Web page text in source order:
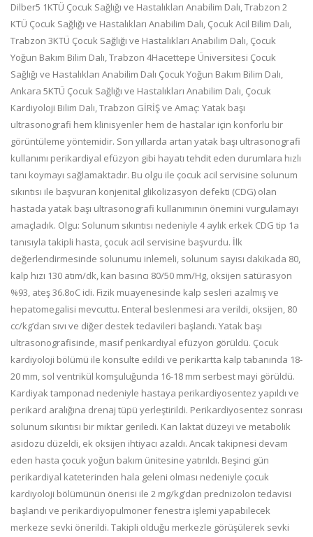
Dilber5 1KTÜ Çocuk Sağlığı ve Hastalıkları Anabilim Dalı, Trabzon 2
KTÜ Çocuk Sağlığı ve Hastalıkları Anabilim Dalı, Çocuk Acil Bilim Dalı,
Trabzon 3KTÜ Çocuk Sağlığı ve Hastalıkları Anabilim Dalı, Çocuk
Yoğun Bakım Bilim Dalı, Trabzon 4Hacettepe Üniversitesi Çocuk
Sağlığı ve Hastalıkları Anabilim Dalı Çocuk Yoğun Bakım Bilim Dalı,
Ankara 5KTÜ Çocuk Sağlığı ve Hastalıkları Anabilim Dalı, Çocuk
Kardiyoloji Bilim Dalı, Trabzon GİRİŞ ve Amaç: Yatak başı
ultrasonografi hem klinisyenler hem de hastalar için konforlu bir
görüntüleme yöntemidir. Son yıllarda artan yatak başı ultrasonografi
kullanımı perikardiyal efüzyon gibi hayatı tehdit eden durumlara hızlı
tanı koymayı sağlamaktadır. Bu olgu ile çocuk acil servisine solunum
sıkıntısı ile başvuran konjenital glikolizasyon defekti (CDG) olan
hastada yatak başı ultrasonografi kullanımının önemini vurgulamayı
amaçladık. Olgu: Solunum sıkıntısı nedeniyle 4 aylık erkek CDG tip 1a
tanısıyla takipli hasta, çocuk acil servisine başvurdu. İlk
değerlendirmesinde solunumu inlemeli, solunum sayısı dakikada 80,
kalp hızı 130 atım/dk, kan basıncı 80/50 mm/Hg, oksijen satürasyon
%93, ateş 36.8oC idi. Fizik muayenesinde kalp sesleri azalmış ve
hepatomegalisi mevcuttu. Enteral beslenmesi ara verildi, oksijen, 80
cc/kg’dan sıvı ve diğer destek tedavileri başlandı. Yatak başı
ultrasonografisinde, masif perikardiyal efüzyon görüldü. Çocuk
kardiyoloji bölümü ile konsulte edildi ve perikartta kalp tabanında 18-
20 mm, sol ventrikül komşuluğunda 16-18 mm serbest mayi görüldü.
Kardiyak tamponad nedeniyle hastaya perikardiyosentez yapıldı ve
perikard aralığına drenaj tüpü yerleştirildi. Perikardiyosentez sonrası
solunum sıkıntısı bir miktar geriledi. Kan laktat düzeyi ve metabolik
asidozu düzeldi, ek oksijen ihtiyacı azaldı. Ancak takipnesi devam
eden hasta çocuk yoğun bakım ünitesine yatırıldı. Beşinci gün
perikardiyal kateterinden hala geleni olması nedeniyle çocuk
kardiyoloji bölümünün önerisi ile 2 mg/kg’dan prednizolon tedavisi
başlandı ve perikardiyopulmoner fenestra işlemi yapabilecek
merkeze sevki önerildi. Takipli olduğu merkezle görüşülerek sevki